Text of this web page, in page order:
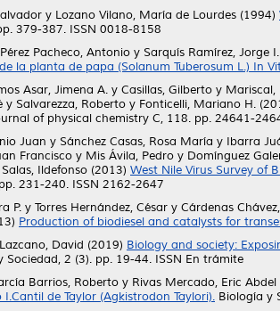
y Lozano Vilano, María de Lourdes (1994)
379-387. ISSN 0018-8158
Pérez Pacheco, Antonio y Sarquís Ramírez, Jorge I.
la planta de papa (Solanum Tuberosum L.) In
Asar, Jimena A. y Casillas, Gilberto y Mariscal,
y Salvarezza, Roberto y Fonticelli, Mariano H.
of physical chemistry C, 118. pp. 24641-
Juan y Sánchez Casas, Rosa María y Ibarra
Francisco y Mis Ávila, Pedro y Domínguez
Ildefonso (2013) West Nile Virus Survey of
231-240. ISSN 2162-2647
P. y Torres Hernández, César y Cárdenas
Production of biodiesel and catalysts for
Lazcano, David (2019) Biology and society:
Sociedad, 2 (3). pp. 19-44. ISSN En trámite
Barrios, Roberto y Rivas Mercado, Eric Abdel
de Taylor (Agkistrodon Taylori). Biología y